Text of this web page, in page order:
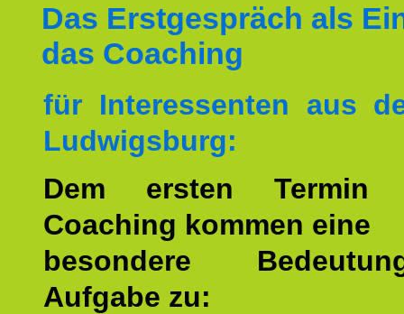
Das Erstgespräch als
das Coaching
für Interessenten aus
Ludwigsburg:
Dem ersten
Coaching kommen eine
besondere
Aufgabe zu: